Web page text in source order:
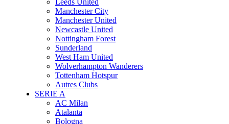
Leeds United
Manchester City
Manchester United
Newcastle United
Nottingham Forest
Sunderland
West Ham United
Wolverhampton Wanderers
Tottenham Hotspur
Autres Clubs
SERIE A
AC Milan
Atalanta
Bologna